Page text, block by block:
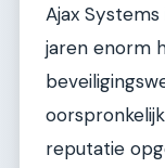
Ajax
jaren enorm
reputatie